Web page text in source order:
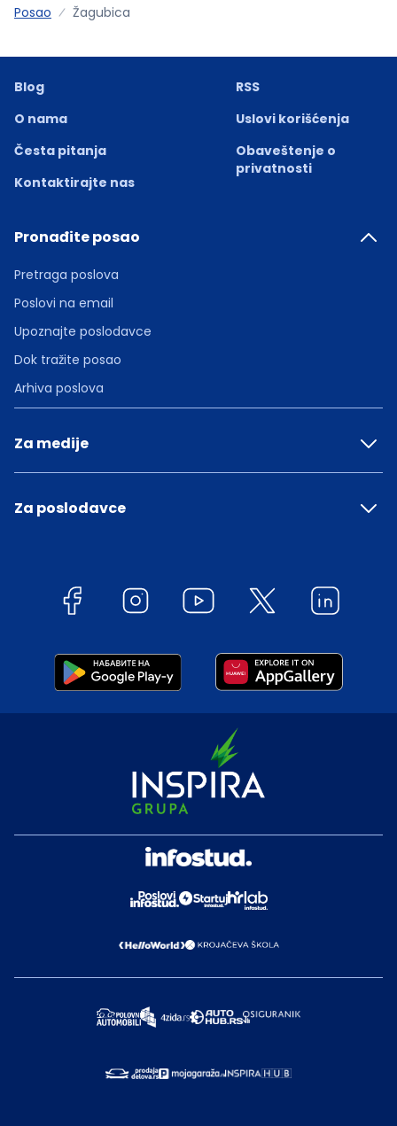
Posao Žagubica
Blog
O nama
Česta pitanja
Kontaktirajte nas
RSS
Uslovi korišćenja
Obaveštenje o
privatnosti
Pronađite posao
Pretraga poslova
Poslovi na email
Upoznajte poslodavce
Dok tražite posao
Arhiva poslova
Za medije
Za poslodavce